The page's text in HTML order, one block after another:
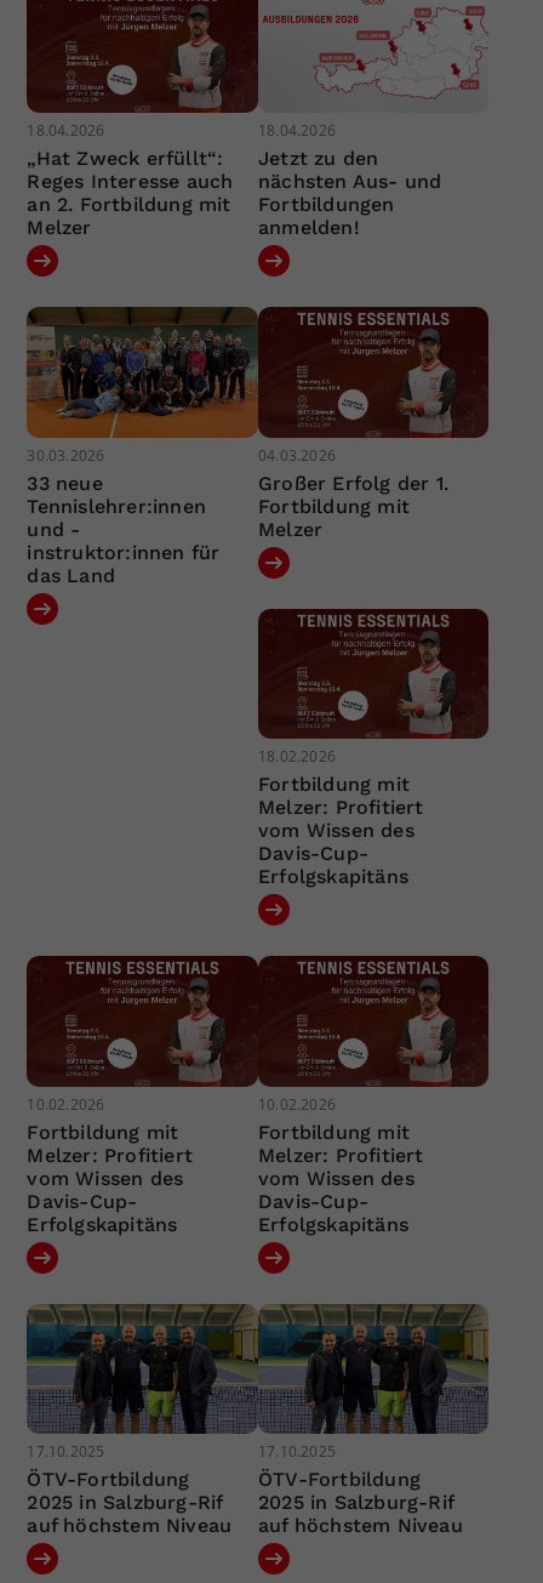
18.04.2026
„Hat Zweck erfüllt“:
Reges Interesse auch
an 2. Fortbildung mit
Melzer
18.04.2026
Jetzt zu den
nächsten Aus- und
Fortbildungen
anmelden!
30.03.2026
33 neue
Tennislehrer:innen
und -
instruktor:innen für
das Land
04.03.2026
Großer Erfolg der 1.
Fortbildung mit
Melzer
18.02.2026
Fortbildung mit
Melzer: Profitiert
vom Wissen des
Davis-Cup-
Erfolgskapitäns
10.02.2026
Fortbildung mit
Melzer: Profitiert
vom Wissen des
Davis-Cup-
Erfolgskapitäns
10.02.2026
Fortbildung mit
Melzer: Profitiert
vom Wissen des
Davis-Cup-
Erfolgskapitäns
17.10.2025
ÖTV-Fortbildung
2025 in Salzburg-Rif
auf höchstem Niveau
17.10.2025
ÖTV-Fortbildung
2025 in Salzburg-Rif
auf höchstem Niveau